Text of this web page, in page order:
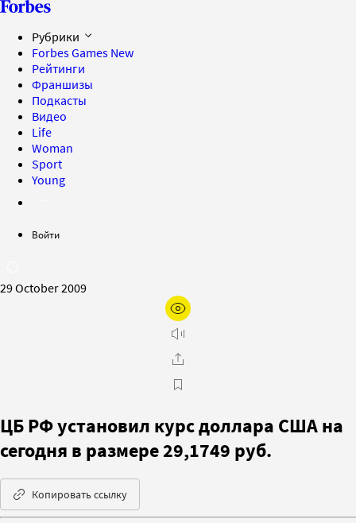
Рубрики
Forbes Games New
Рейтинги
Франшизы
Подкасты
Видео
Life
Woman
Sport
Young
Войти
29 October 2009
ЦБ РФ установил курс доллара США на
сегодня в размере 29,1749 руб.
Копировать ссылку